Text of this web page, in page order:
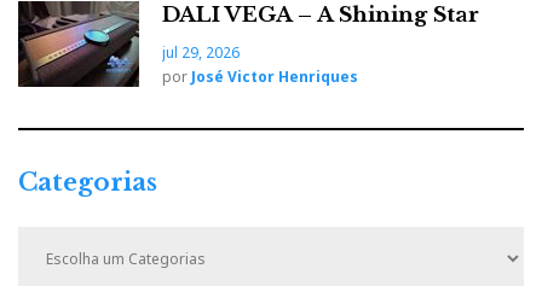
DALI VEGA – A Shining Star
jul 29, 2026
por José Victor Henriques
Categorias